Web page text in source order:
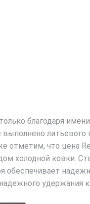
благодаря
литьевого
что цена
холодной ковки.
удержания